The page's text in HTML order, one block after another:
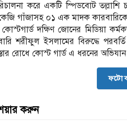
করে একটি স্পিডবোট
গাঁজাসহ ০১ এক মাদক
কোস্টগার্ড দক্ষিণ জোনের মিডিয়া
শরীফুল ইসলামের বিরুদ্ধে পরবর্তি
রোধে কোস্ট গার্ড এ ধরনের
ফটো
করুন